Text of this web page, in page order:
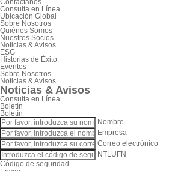
Contáctanos
Consulta en Línea
Ubicación Global
Sobre Nosotros
Quiénes Somos
Nuestros Socios
Noticias & Avisos
ESG
Historias de Éxito
Eventos
Sobre Nosotros
Noticias & Avisos
Noticias & Avisos
Consulta en Línea
Boletín
Boletín
Nombre
Empresa
Correo electrónico
NTLUFN
Código de seguridad